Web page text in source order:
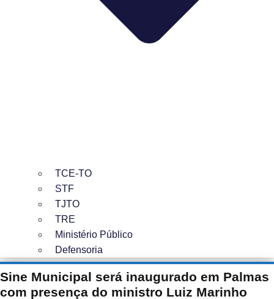
TCE-TO
STF
TJTO
TRE
Ministério Público
Defensoria
Sine Municipal será inaugurado em Palmas
com presença do ministro Luiz Marinho